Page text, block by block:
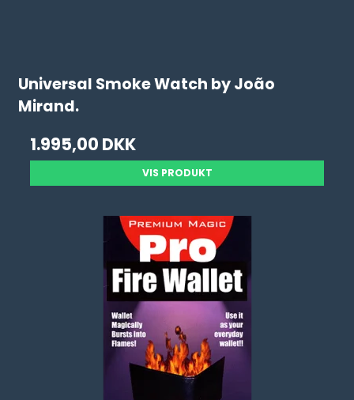
Universal Smoke Watch by João
Mirand.
1.995,00 DKK
VIS PRODUKT